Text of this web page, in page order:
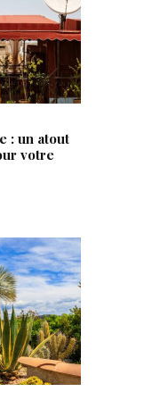
: un atout
votre
ARTICLES RÉCENTS
qui s’adapte à votre salon,
fenêtre PVC : le partenaire
qu’attendent les poseurs